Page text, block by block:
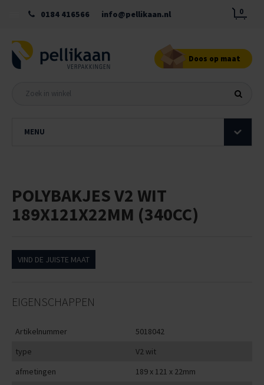
0184 416566 info@pellikaan.nl 0
Doos op maat
MENU
POLYBAKJES V2 WIT
189X121X22MM (340CC)
VIND DE JUISTE MAAT
EIGENSCHAPPEN
Artikelnummer
5018042
type
V2 wit
afmetingen
189 x 121 x 22mm